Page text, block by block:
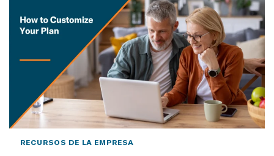
RECURSOS DE LA EMPRESA